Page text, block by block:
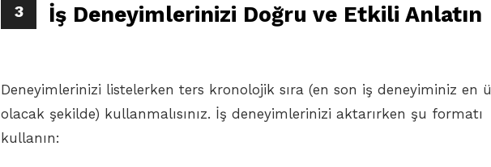
3 İş Deneyimlerinizi Doğru ve Etkili Anlatın
Deneyimlerinizi listelerken ters kronolojik sıra (en son iş deneyiminiz en
olacak şekilde) kullanmalısınız. İş deneyimlerinizi aktarırken şu formatı
kullanın: